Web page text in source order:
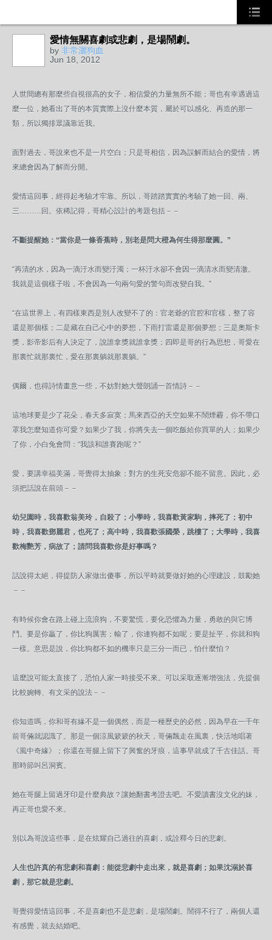
愛情無關喜劇或悲劇，是場鬧劇。
by 非常灑狗血
Jun 18, 2012
人世間總有那麼些自視很高的女子，相信愛的力量無所不能；哥也有幸遇過這
麼一位，她看出了哥的本質實際上沒什麼本質，屬於可以感化、再造的那一
類，所以獨排眾議靠近我。
面對過去，哥說來也不是一片空白；只是哥相信，因為誤解而結合的愛情，將
來總會因為了解而分開。
愛情這回事，經得起考驗才牢靠。所以，哥踏踏實實的考驗了她一回、兩、
三………回。依稀記得，哥精心設計的考題包括－－
不斷提醒她：“當你是一條香蕉時，別老是問大橙為何生得那麼圓。”
“再清的水，因為一滴汙水而變汙濁；一杯汙水卻不會因一滴清水而變清澈。
我就是這個樣子啦，不會因為一句兩句愛的警句而改變自我。”
“在這世界上，有四樣東西是別人改變不了的：官老爺的官腔和官樣，整了容
還是那個樣；二是藏在自己心中的夢想，下雨打雷還是那個夢想；三是奧斯卡
獎，影帝影后有人決定了，說誰拿獎就誰拿獎；四即是哥的行為思想，哥愛在
那裏忙就那裏忙，愛在那裏躺就那裏躺。”
偶爾，也得詩情畫意一些，不妨對她大聲朗誦一首情詩－－
這地球要是少了花朵，春天多寂寞；馬來西亞的天空如果不鬧煙霾，你不帶口
罩我怎麼知道你可愛？如果少了我，你將失去一個吃飯給你買單的人；如果少
了你，小白兔會問：“我該和誰賽跑呢？”
愛，要講幸福美滿，哥覺得太抽象；對方的生死安危卻不能不留意。因此，必
須把話說在前頭－－
幼兒園時，我喜歡翁美玲，自殺了；小學時，我喜歡黃家駒，摔死了；初中
時，我喜歡鄧麗君，也死了；高中時，我喜歡張國榮，跳樓了；大學時，我喜
歡梅艷芳，病故了；請問我喜歡你是好事嗎？
話說得太絕，得提防人家做出傻事，所以平時就要做好她的心理建設，鼓勵她
－－
有時候你會在路上碰上流浪狗，不要驚慌，要化恐懼為力量，勇敢的與它博
鬥。要是你贏了，你比狗厲害；輸了，你連狗都不如呢；要是扯平，你就和狗
一樣。意思是說，你比狗都不如的機率只是三分一而已，怕什麼怕？
這麼說可能太直接了，恐怕人家一時接受不來。可以采取逐漸增強法，先提個
比較婉轉、有文采的說法－－
你知道嗎，你和哥有緣不是一個偶然，而是一種歷史的必然，因為早在一千年
前哥倆就認識了。那是一個涼風簌簌的秋天，哥倆飄走在風裏，快活地唱著
《風中奇緣》；你還在哥腿上留下了興奮的牙痕，這事早就成了千古佳話。哥
那時節叫呂洞賓。
她在哥腿上留過牙印是什麼典故？讓她翻書考證去吧。不愛讀書沒文化的妹，
再正哥也愛不來。
別以為哥說這些事，是在炫耀自己過往的喜劇，或詮釋今日的悲劇。
人生也許真的有悲劇和喜劇：能從悲劇中走出來，就是喜劇；如果沈溺於喜
劇，那它就是悲劇。
哥覺得愛情這回事，不是喜劇也不是悲劇，是場鬧劇。鬧得不行了，兩個人還
有感覺，就去結婚吧。